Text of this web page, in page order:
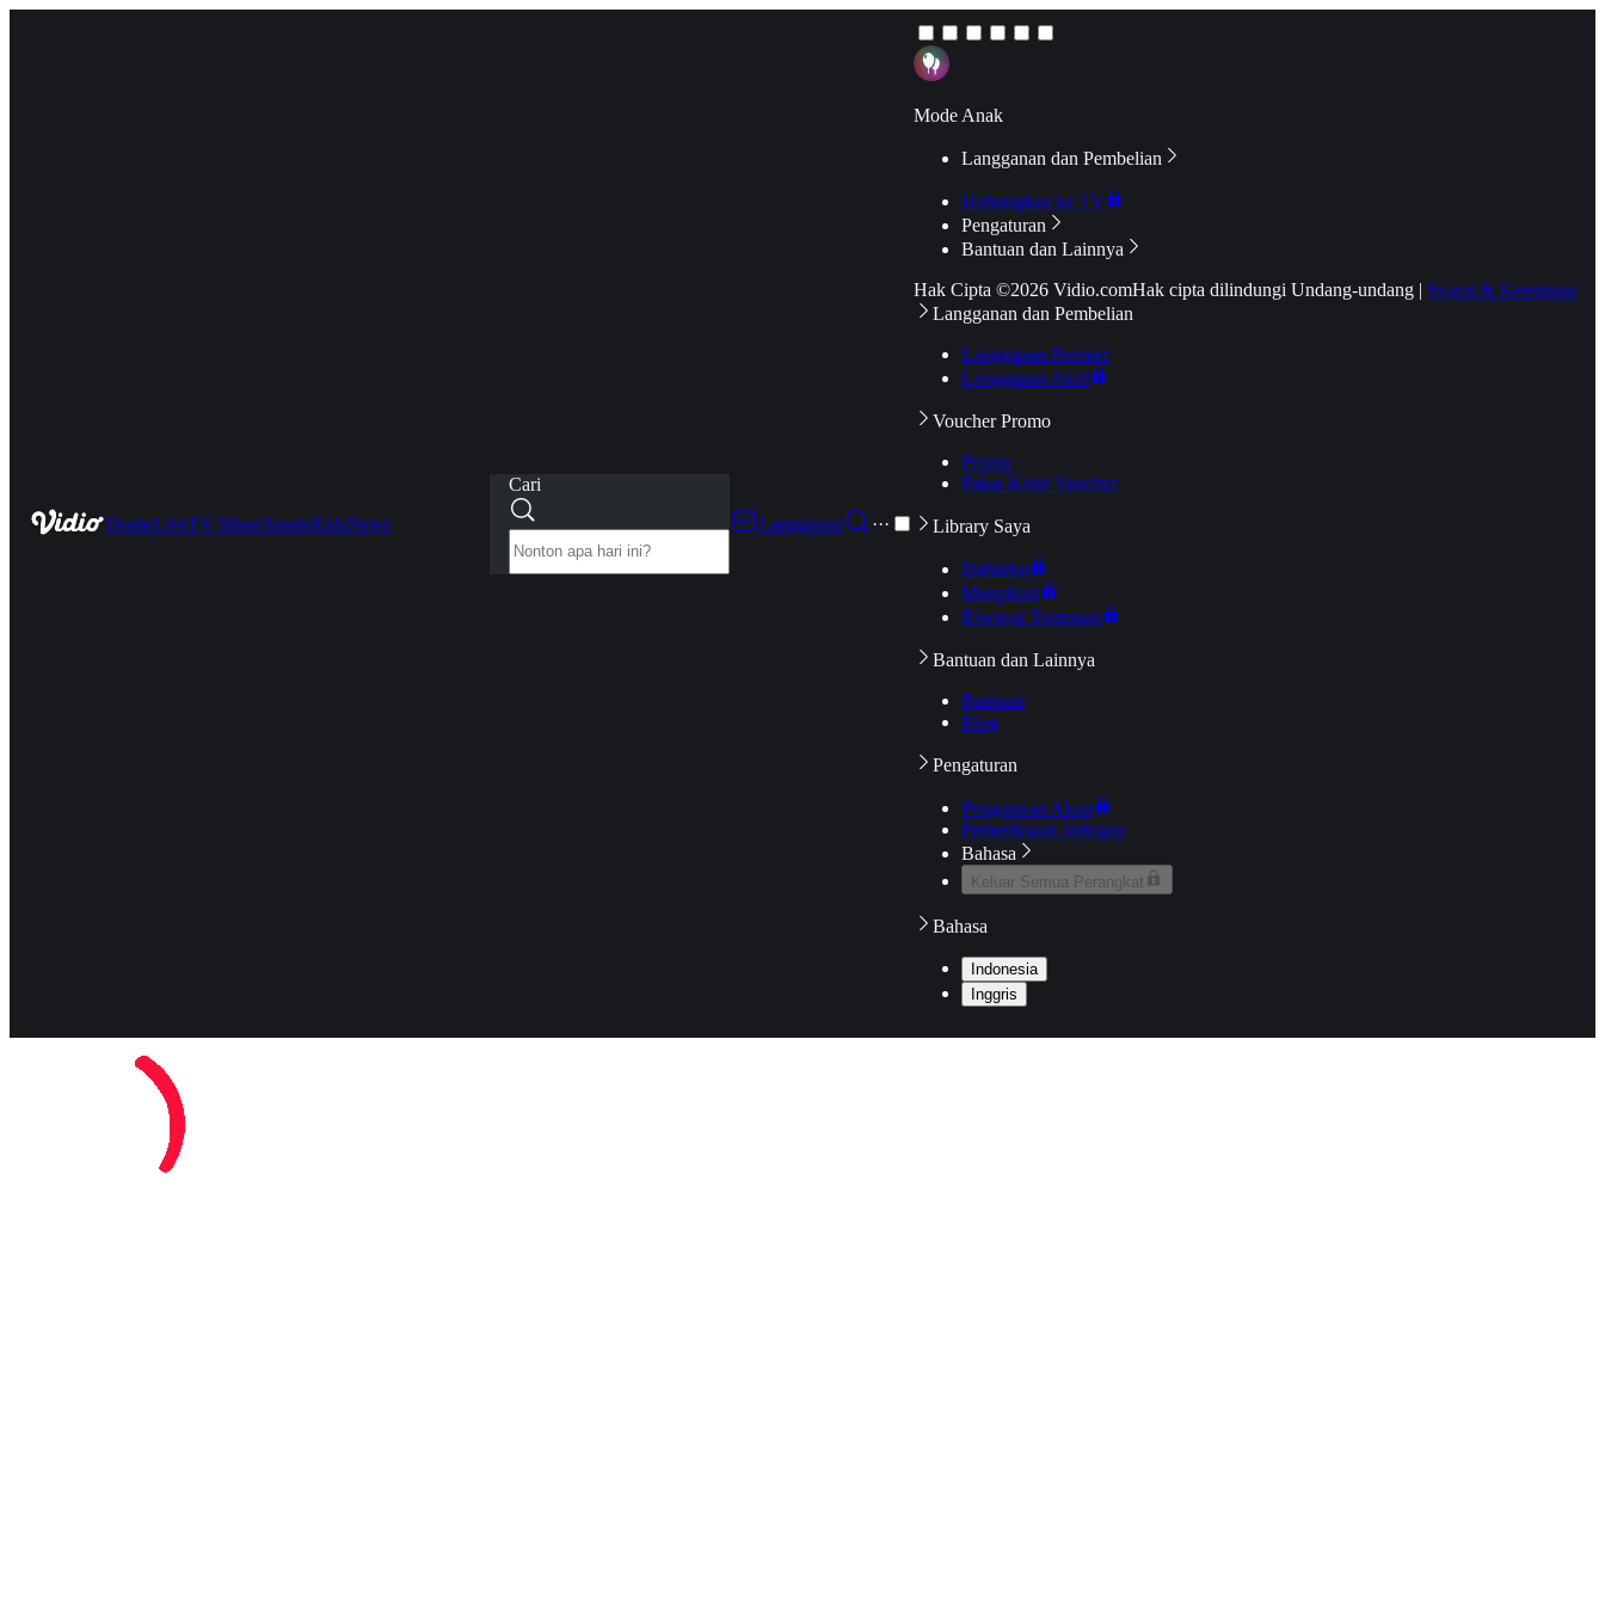
HomeLiveTV ShowSportsKidsNews
Cari
Langganan
···
Mode Anak
Langganan dan Pembelian
Hubungkan ke TV
Pengaturan
Bantuan dan Lainnya
Hak Cipta ©2026 Vidio.comHak cipta dilindungi Undang-undang | Syarat & Ketentuan
Langganan dan Pembelian
Langganan Premier
Langganan Aktif
Voucher Promo
Promo
Pakai Kode Voucher
Library Saya
Daftarku
Mengikuti
Riwayat Tontonan
Bantuan dan Lainnya
Bantuan
Blog
Pengaturan
Pengaturan Akun
Pemeriksaan Jaringan
Bahasa
Keluar Semua Perangkat
Bahasa
Indonesia
Inggris